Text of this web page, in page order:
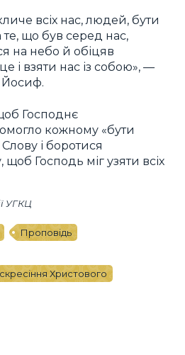
всіх нас, людей, бути
що був серед нас,
на небо й обіцяв
і взяти нас із собою», —
Йосиф.
Господнє
кожному «бути
і боротися
Господь міг узяти всіх
УГКЦ
Проповідь
Христового